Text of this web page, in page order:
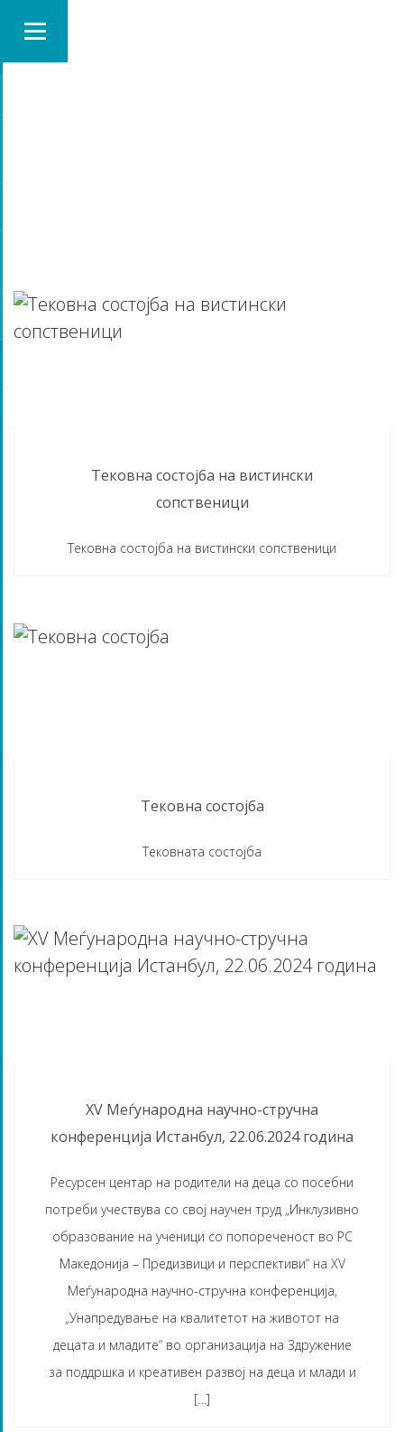
Тековна состојба на вистински
сопственици
Тековна состојба на вистински сопственици
Тековна состојба
Тековната состојба
XV Меѓународна научно-стручна
конференција Истанбул, 22.06.2024 година
Ресурсен центар на родители на деца со посебни
потреби учествува со свој научен труд „Инклузивно
образование на ученици со попореченост во РС
Македонија – Предизвици и перспективи“ на XV
Меѓународна научно-стручна конференција,
„Унапредување на квалитетот на животот на
децата и младите“ во организација на Здружение
за поддршка и креативен развој на деца и млади и
[…]